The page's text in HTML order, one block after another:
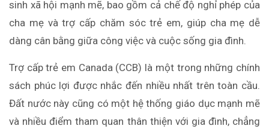
sinh xã hội mạnh mẽ, bao gồm cả chế độ nghỉ phép của
cha mẹ và trợ cấp chăm sóc trẻ em, giúp cha mẹ dễ
dàng cân bằng giữa công việc và cuộc sống gia đình.
Trợ cấp trẻ em Canada (CCB) là một trong những chính
sách phúc lợi được nhắc đến nhiều nhất trên toàn cầu.
Đất nước này cũng có một hệ thống giáo dục mạnh mẽ
và nhiều điểm tham quan thân thiện với gia đình, chẳng